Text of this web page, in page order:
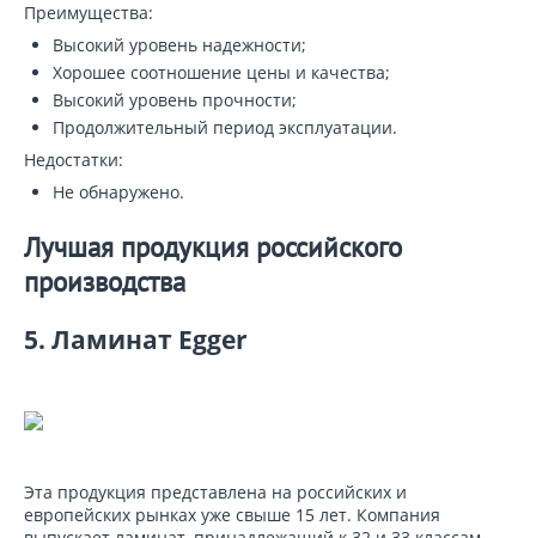
Преимущества:
Высокий уровень надежности;
Хорошее соотношение цены и качества;
Высокий уровень прочности;
Продолжительный период эксплуатации.
Недостатки:
Не обнаружено.
Лучшая продукция российского
производства
5. Ламинат Egger
Эта продукция представлена на российских и
европейских рынках уже свыше 15 лет. Компания